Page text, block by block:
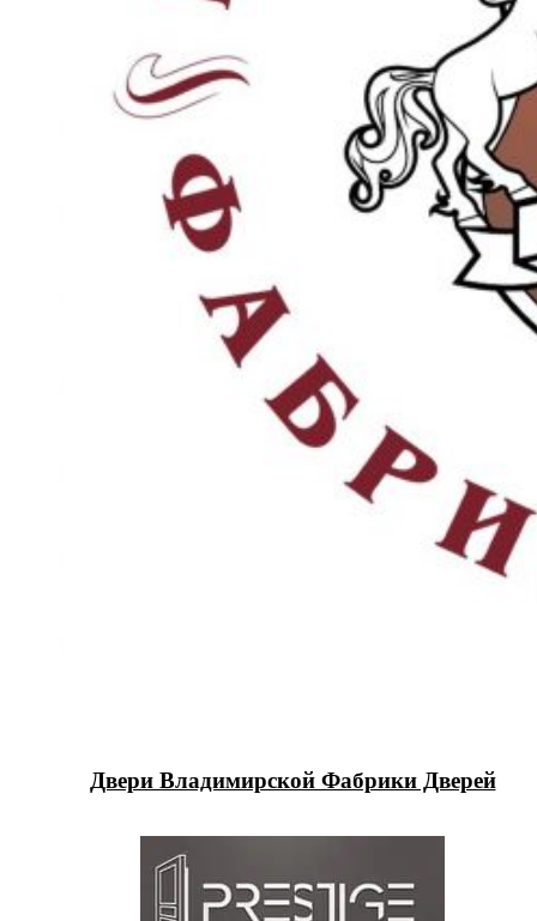
Двери Владимирской Фабрики Дверей